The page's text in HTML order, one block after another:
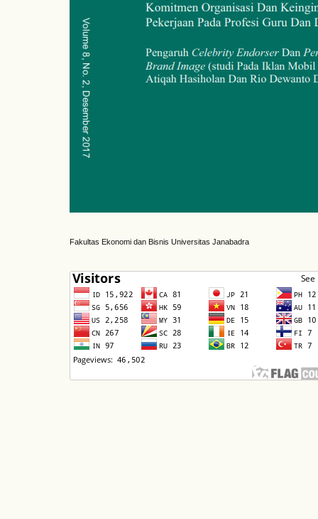
Fakultas Ekonomi dan Bisnis Universitas Janabadra